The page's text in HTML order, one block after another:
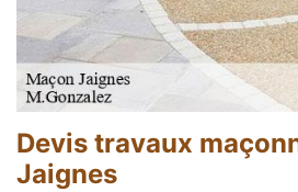
Devis travaux
Jaignes